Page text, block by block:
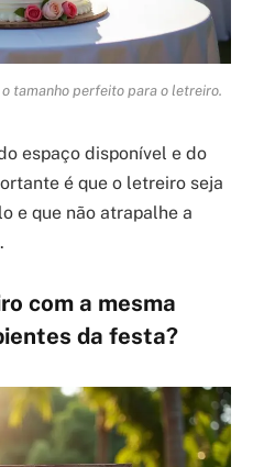
tamanho perfeito para o letreiro.
espaço disponível e do
é que o letreiro seja
e que não atrapalhe a
com a mesma
da festa?